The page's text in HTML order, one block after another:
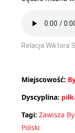
Relacja Wiktora
Miejscowość:
Dyscyplina:
Tagi: Zawisza
Polski